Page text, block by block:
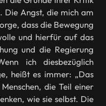
Die Angst, die mich am
dass die Bewegung
und hierfür auf das
und die Regierung
ich diesbezüglich
heißt es immer: „Das
die Teil einer
wie sie selbst. Die